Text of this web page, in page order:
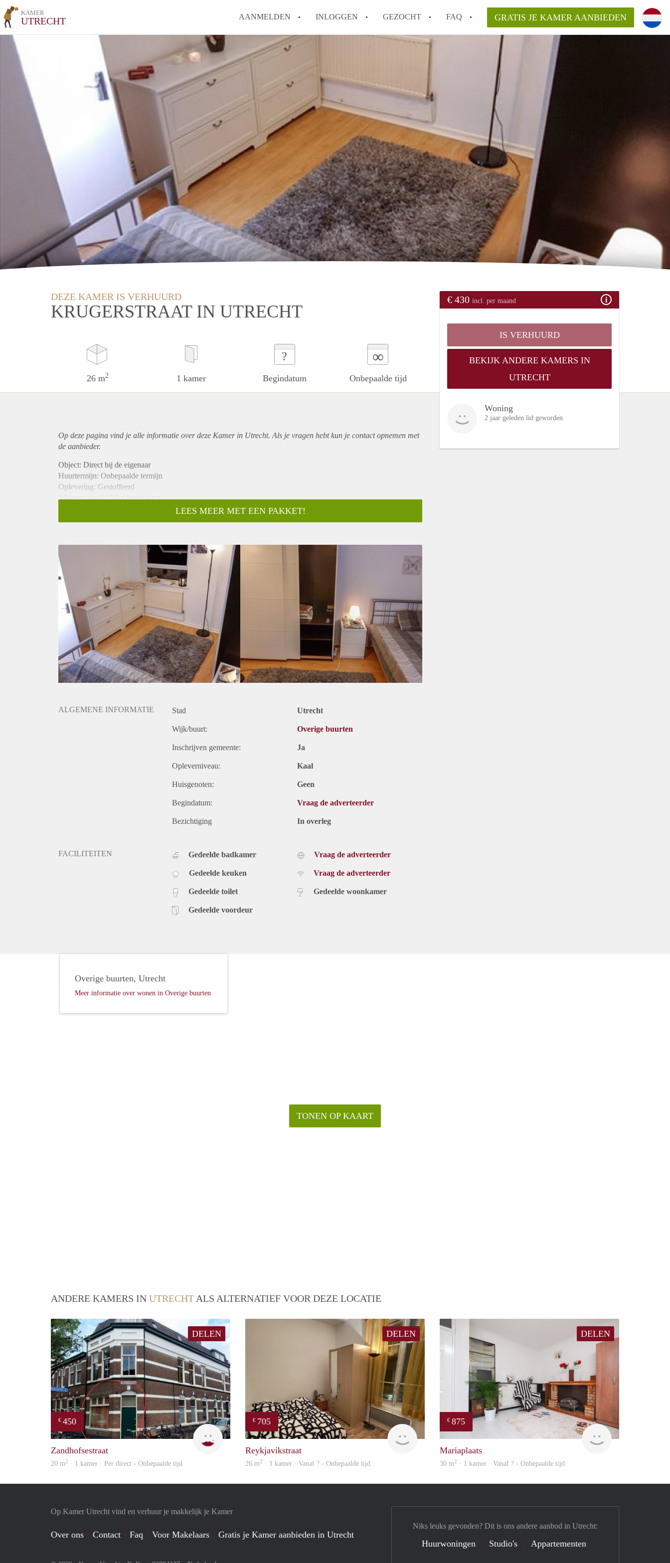
KAMER
UTRECHT AANMELDEN INLOGGEN GEZOCHT FAQ
Hoe moeilijk is het om een kamer te vinden in Utrecht?
Hoe werkt Kamers Utrecht
How to translate KamersUtrecht!
Alle veelgestelde vragen
GRATIS JE KAMER AANBIEDEN
DEZE KAMER IS VERHUURD
KRUGERSTRAAT IN UTRECHT
26 m2 1 kamer
?
Begindatum
∞
Onbepaalde tijd
€ 430 incl. per maand
IS VERHUURD
BEKIJK ANDERE KAMERS IN
UTRECHT
Woning
2 jaar geleden lid geworden
Op deze pagina vind je alle informatie over deze Kamer in Utrecht. Als je vragen hebt kun je contact opnemen met
de aanbieder.
Object: Direct bij de eigenaar
Huurtermijn: Onbepaalde termijn
Oplevering: Gestoffeerd
Inkomen eis: Ja 2,5 x bruto huur
Borg: 1 maand
Gedeelde Douche: Nee
Gedeelde woonkamer: Nee
Huisgenoten: Nee
Geslacht huisgenoten: N.v.t.
LEES MEER MET EEN PAKKET!
ALGEMENE INFORMATIE Stad Utrecht
Wijk/buurt: Overige buurten
Inschrijven gemeente: Ja
Opleverniveau: Kaal
Huisgenoten: Geen
Begindatum: Vraag de adverteerder
Bezichtiging In overleg
FACILITEITEN Gedeelde badkamer
Gedeelde keuken
Gedeelde toilet
Gedeelde voordeur
Vraag de adverteerder
Vraag de adverteerder
Gedeelde woonkamer
TONEN OP KAART
Overige buurten, Utrecht
Meer informatie over wonen in Overige buurten
ANDERE KAMERS IN UTRECHT ALS ALTERNATIEF VOOR DEZE LOCATIE
DELEN
€ 450
Agien
Zandhofsestraat
20 m2 · 1 kamer · Per direct - Onbepaalde tijd
DELEN
€ 705
Reykjavikstraat
26 m2 · 1 kamer · Vanaf ? - Onbepaalde tijd
DELEN
€ 875
finder
Mariaplaats
30 m2 · 1 kamer · Vanaf ? - Onbepaalde tijd
Op Kamer Utrecht vind en verhuur je makkelijk je Kamer
Over ons Contact Faq Voor Makelaars Gratis je Kamer aanbieden in Utrecht
Niks leuks gevonden? Dit is ons andere aanbod in Utrecht:
Huurwoningen Studio's Appartementen